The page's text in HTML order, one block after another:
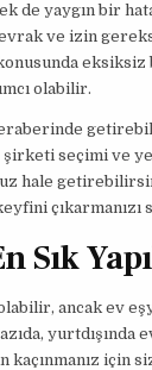
de yaygın bir
evrak ve izin
eksiksiz
olabilir.
seçimi ve
hale
çıkarmanızı
Sık
ancak ev
yurtdışında
kaçınmanız için